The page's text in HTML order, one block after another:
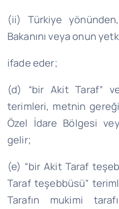
(ii) Türkiye
Bakanını veya onun
ifade eder;
(d) “bir Akit Taraf”
terimleri, metnin
Özel İdare Bölgesi
gelir;
(e) “bir Akit Taraf
Taraf teşebbüsü”
Tarafın mukimi